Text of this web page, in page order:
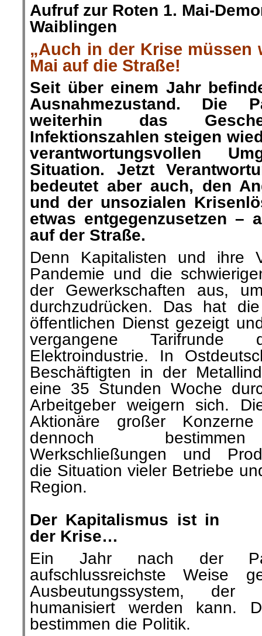
Aufruf zur Roten 1. Mai-
Waiblingen
„Auch in der Krise
Mai auf die Straße!
Seit über einem Jahr
Ausnahmezustand. Die
weiterhin das
Infektionszahlen steigen
verantwortungsvollen
Situation. Jetzt
bedeutet aber auch, den
und der unsozialen
etwas entgegenzusetzen –
auf der Straße.
Denn Kapitalisten und ihre
Pandemie und die
der Gewerkschaften aus,
durchzudrücken. Das hat
öffentlichen Dienst gezeigt
vergangene
Elektroindustrie. In
Beschäftigten in der
eine 35 Stunden Woche
Arbeitgeber weigern sich.
Aktionäre großer
dennoch
Werkschließungen und
die Situation vieler Betriebe
Region.
Der Kapitalismus ist in
der Krise…
Ein Jahr nach der
aufschlussreichste Weise
Ausbeutungssystem, der
humanisiert werden kann.
bestimmen die Politik.